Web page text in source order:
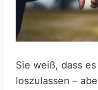
Sie weiß, dass
loszulassen –